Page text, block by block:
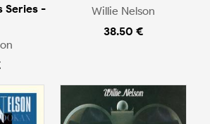
Series -
Willie Nelson
38.50 €